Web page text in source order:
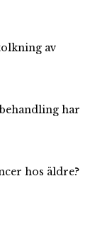
av
har
hos äldre?